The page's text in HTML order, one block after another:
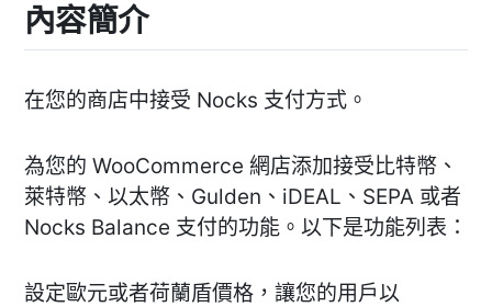
內容簡介
在您的商店中接受 Nocks 支付方式。
為您的 WooCommerce 網店添加接受比特幣、
萊特幣、以太幣、Gulden、iDEAL、SEPA 或者
Nocks Balance 支付的功能。以下是功能列表：
設定歐元或者荷蘭盾價格，讓您的用戶以